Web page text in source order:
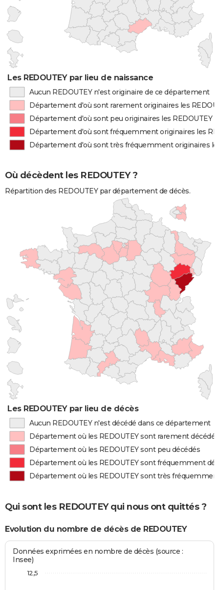
Les REDOUTEY par lieu de naissance
Aucun REDOUTEY n'est originaire de ce département
Département d'où sont rarement originaires les
Département d'où sont peu originaires les REDOUTEY
Département d'où sont fréquemment originaires les
Département d'où sont très fréquemment originaires
Où décèdent les REDOUTEY ?
Répartition des REDOUTEY par département de décès.
Les REDOUTEY par lieu de décès
Aucun REDOUTEY n'est décédé dans ce département
Département où les REDOUTEY sont rarement décédés
Département où les REDOUTEY sont peu décédés
Département où les REDOUTEY sont fréquemment
Département où les REDOUTEY sont très
Qui sont les REDOUTEY qui nous ont quittés ?
Evolution du nombre de décès de REDOUTEY
Données exprimées en nombre de décès (source :
Insee)
12,5